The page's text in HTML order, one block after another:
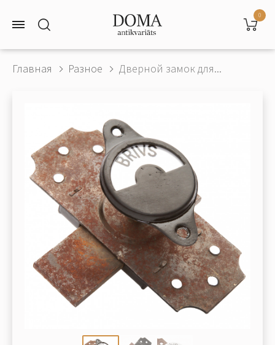
0
Главная Разное Дверной замок для...